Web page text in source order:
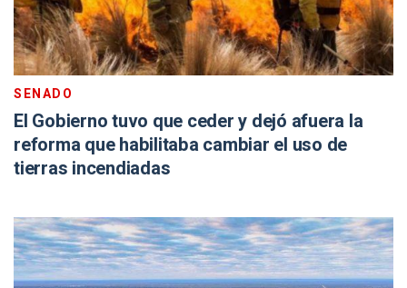
SENADO
El Gobierno tuvo que ceder y dejó afuera la
reforma que habilitaba cambiar el uso de
tierras incendiadas